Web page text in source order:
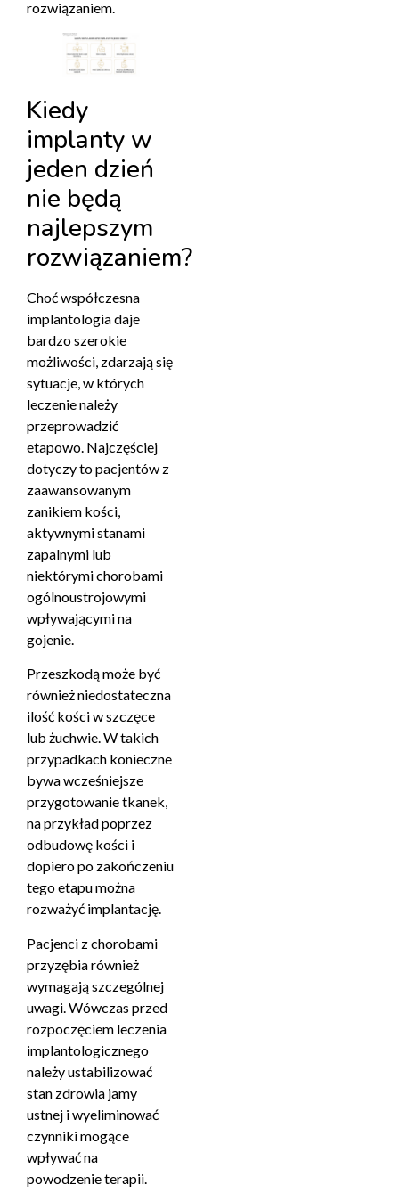
rozwiązaniem.
Kiedy
implanty w
jeden dzień
nie będą
najlepszym
rozwiązaniem?
Choć współczesna
implantologia daje
bardzo szerokie
możliwości, zdarzają się
sytuacje, w których
leczenie należy
przeprowadzić
etapowo. Najczęściej
dotyczy to pacjentów z
zaawansowanym
zanikiem kości,
aktywnymi stanami
zapalnymi lub
niektórymi chorobami
ogólnoustrojowymi
wpływającymi na
gojenie.
Przeszkodą może być
również niedostateczna
ilość kości w szczęce
lub żuchwie. W takich
przypadkach konieczne
bywa wcześniejsze
przygotowanie tkanek,
na przykład poprzez
odbudowę kości i
dopiero po zakończeniu
tego etapu można
rozważyć implantację.
Pacjenci z chorobami
przyzębia również
wymagają szczególnej
uwagi. Wówczas przed
rozpoczęciem leczenia
implantologicznego
należy ustabilizować
stan zdrowia jamy
ustnej i wyeliminować
czynniki mogące
wpływać na
powodzenie terapii.